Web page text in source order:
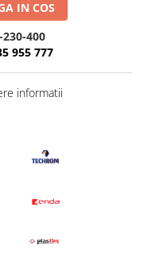
IN COS
400
955 777
informatii